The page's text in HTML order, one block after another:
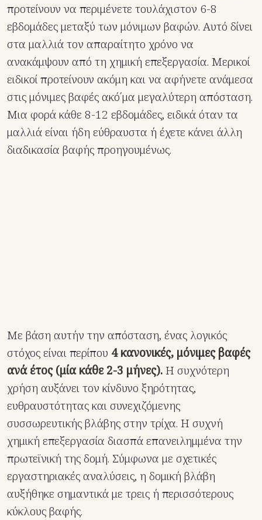
προτείνουν να περιμένετε τουλάχιστον 6-8
εβδομάδες μεταξύ των μόνιμων βαφών. Αυτό δίνει
στα μαλλιά τον απαραίτητο χρόνο να
ανακάμψουν από τη χημική επεξεργασία. Μερικοί
ειδικοί προτείνουν ακόμη και να αφήνετε ανάμεσα
στις μόνιμες βαφές ακό΄μα μεγαλύτερη απόσταση.
Μια φορά κάθε 8-12 εβδομάδες, ειδικά όταν τα
μαλλιά είναι ήδη εύθραυστα ή έχετε κάνει άλλη
διαδικασία βαφής προηγουμένως.
Με βάση αυτήν την απόσταση, ένας λογικός
στόχος είναι περίπου 4 κανονικές, μόνιμες βαφές
ανά έτος (μία κάθε 2-3 μήνες). Η συχνότερη
χρήση αυξάνει τον κίνδυνο ξηρότητας,
ευθραυστότητας και συνεχιζόμενης
συσσωρευτικής βλάβης στην τρίχα. Η συχνή
χημική επεξεργασία διασπά επανειλημμένα την
πρωτεϊνική της δομή. Σύμφωνα με σχετικές
εργαστηριακές αναλύσεις, η δομική βλάβη
αυξήθηκε σημαντικά με τρεις ή περισσότερους
κύκλους βαφής.